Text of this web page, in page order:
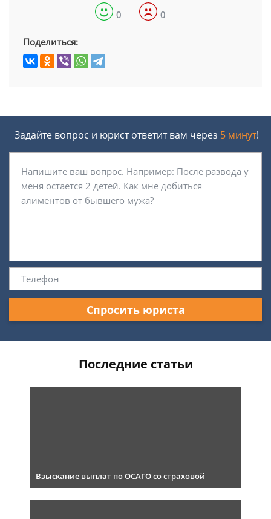
0 0
Поделиться:
Задайте вопрос и юрист ответит вам через 5 минут!
Спросить юриста
Последние статьи
Взыскание выплат по ОСАГО со страховой